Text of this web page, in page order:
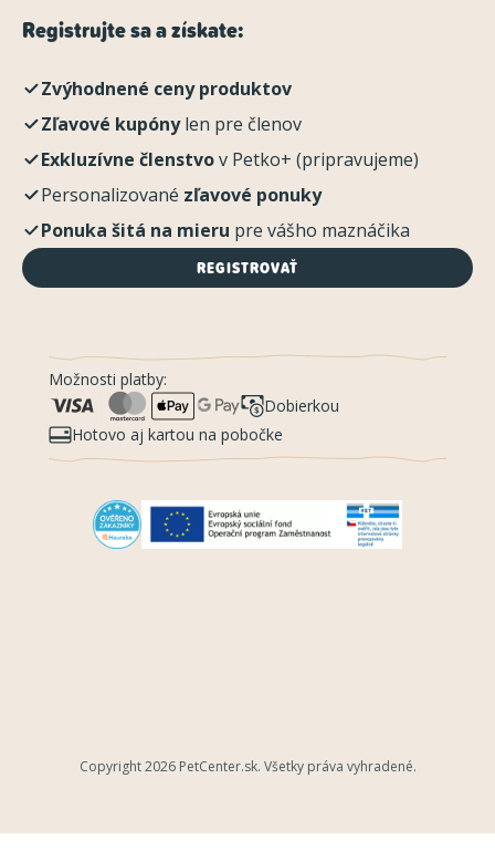
Registrujte sa a získate:
Zvýhodnené ceny produktov
Zľavové kupónylen pre členov
Exkluzívne členstvov Petko+ (pripravujeme)
Personalizované zľavové ponuky
Ponuka šitá na mieru pre vášho maznáčika
REGISTROVAŤ
Možnosti platby:
Dobierkou
Hotovo aj kartou na pobočke
Copyright 2026 PetCenter.sk. Všetky práva vyhradené.